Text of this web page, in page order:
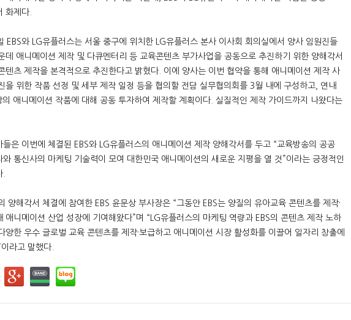
화제다.
EBS와 LG유플러스는 서울 중구에 위치한 LG유플러스 본사 이사회 회의실에서 양사 임원진들
데 애니메이션 제작 및 다큐멘터리 등 교육콘텐츠 부가사업을 공동으로 추진하기 위한 양해각서
텐츠 제작을 본격적으로 추진한다고 밝혔다. 이에 양사는 이번 협약을 통해 애니메이션 제작 사
을 위한 작품 선정 및 세부 제작 일정 등을 협의할 전담 실무협의회를 3월 내에 구성하고, 연내
애니메이션 작품에 대해 공동 투자하여 제작할 계획이다. 실질적인 제작 가이드까지 나왔다는
들은 이번에 체결된 EBS와 LG유플러스의 애니메이션 제작 양해각서를 두고 “교육방송의 공공
와 통신사의 마케팅 기술력이 모여 대한민국 애니메이션의 새로운 지평을 열 것”이라는 긍정적인
양해각서 체결에 참여한 EBS 윤문상 부사장은 “그동안 EBS는 양질의 유아교육 콘텐츠를 제작·
애니메이션 산업 성장에 기여해왔다”며 “LG유플러스의 마케팅 역량과 EBS의 콘텐츠 제작 노하
양한 우수 글로벌 교육 콘텐츠를 제작·보급하고 애니메이션 시장 활성화를 이끌어 일자리 창출에
라고 말했다.